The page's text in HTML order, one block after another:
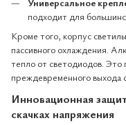
подходит для
Кроме того, корпус
пассивного охлаждения.
тепло от светодиодов. Это
преждевременного выхода
Инновационная
скачках напряжения